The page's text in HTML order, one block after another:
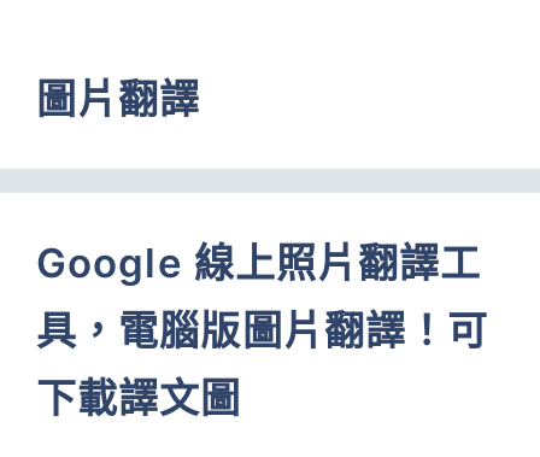
圖片翻譯
Google 線上照片翻譯工
具，電腦版圖片翻譯！可
下載譯文圖